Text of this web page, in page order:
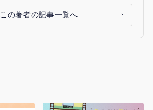
この著者の記事一覧へ